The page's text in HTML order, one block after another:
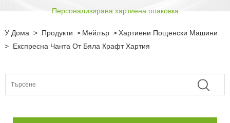
Персонализирана хартиена опаковка
У Дома > Продукти > Мейлър > Хартиени Пощенски Машини
> Експресна Чанта От Бяла Крафт Хартия